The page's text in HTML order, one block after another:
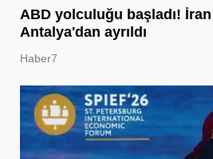
ABD yolculuğu başladı! İran
Antalya'dan ayrıldı
Haber7